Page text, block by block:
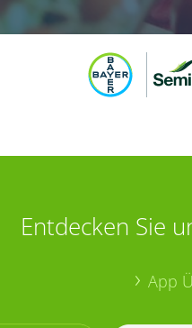
Entdecken Sie
App